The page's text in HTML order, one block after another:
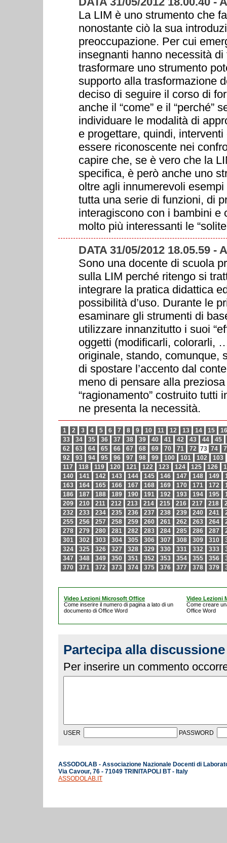
La LIM è uno strumento che
nonostante ciò la sua
preoccupazione. Per cui
insegnanti hanno necessità
trasformare uno strumento
supporto alla trasformazione
deciso di seguire il corso di
anche il “come” e il “perché”
individuare le modalità di
e progettare, quindi,
essere riconoscente nei
capire che, se è vero che la
specifica, è però anche uno
oltre agli innumerevoli
tutta una serie di funzioni, di
interagiscono con i bambini e
molto più interessanti le
DATA 31/05/2012 18.05.59 -
Sono una docente di scuola
sulla LIM perché ritengo si
integrare la pratica didattica
possibilità d’uso. Durante le
esaminare gli strumenti di
utilizzare innanzitutto i suoi
oggetti (modificarli, colorarli,
originale, stando, comunque,
di spostare l’accento dal
meno di pensare alla
“ragionamento” costruito tutti
ne presenta la necessità.
1 2 3 4 5 6 7 8 9 10 11 12 13 14 15
16
33
34 35 36 37 38 39 40 41 42 43 44
45
62
63 64 65 66 67 68 69 70 71 72 73 74
92
93 94 95 96 97 98 99 100 101 102
103
117
118 119 120 121 122 123 124 125 126
140
141 142 143 144 145 146 147 148 149
163
164 165 166 167 168 169 170 171 172
186
187 188 189 190 191 192 193 194 195
209
210 211 212 213 214 215 216 217 218
232
233 234 235 236 237 238 239 240 241
255
256 257 258 259 260 261 262 263 264
278
279 280 281 282 283 284 285 286 287
301
302 303 304 305 306 307 308 309 310
324
325 326 327 328 329 330 331 332 333
347
348 349 350 351 352 353 354 355 356
370
371 372 373 374 375 376 377 378 379
Video Lezioni Microsoft Office
Come inserire il numero di pagina a lato di un
documento di Office Word
Video Lezioni
Come creare
Office Word
Partecipa alla discussione
Per inserire un commento
USER PASSWORD
ASSODOLAB - Associazione Nazionale Docenti di
Via Cavour, 76 - 71049 TRINITAPOLI BT - Italy
ASSODOLAB.IT